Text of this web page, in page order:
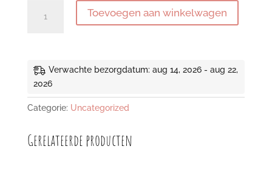
bloem
Toevoegen aan winkelwagen
Verwachte bezorgdatum: aug 14, 2026 - aug 22,
2026
Categorie: Uncategorized
Gerelateerde producten